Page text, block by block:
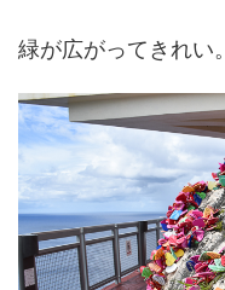
緑が広がってきれい。